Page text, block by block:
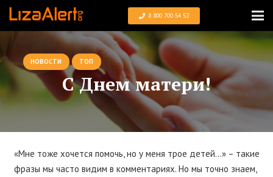
8 800 700 54 52
НОВОСТИ ТОП
С Днем матери!
«Мне тоже хочется помочь, но у меня трое детей…» – такие
фразы мы часто видим в комментариях. Но мы точно знаем,